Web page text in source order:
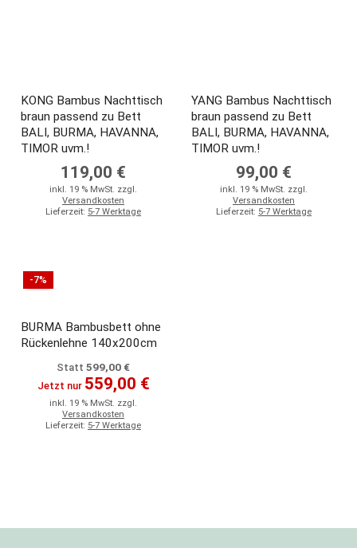
KONG Bambus Nachttisch
braun passend zu Bett
BALI, BURMA, HAVANNA,
TIMOR uvm.!
119,00 €
inkl. 19 % MwSt. zzgl.
Versandkosten
Lieferzeit: 5-7 Werktage
YANG Bambus Nachttisch
braun passend zu Bett
BALI, BURMA, HAVANNA,
TIMOR uvm.!
99,00 €
inkl. 19 % MwSt. zzgl.
Versandkosten
Lieferzeit: 5-7 Werktage
-7%
BURMA Bambusbett ohne
Rückenlehne 140x200cm
Statt 599,00 €
Jetzt nur 559,00 €
inkl. 19 % MwSt. zzgl.
Versandkosten
Lieferzeit: 5-7 Werktage